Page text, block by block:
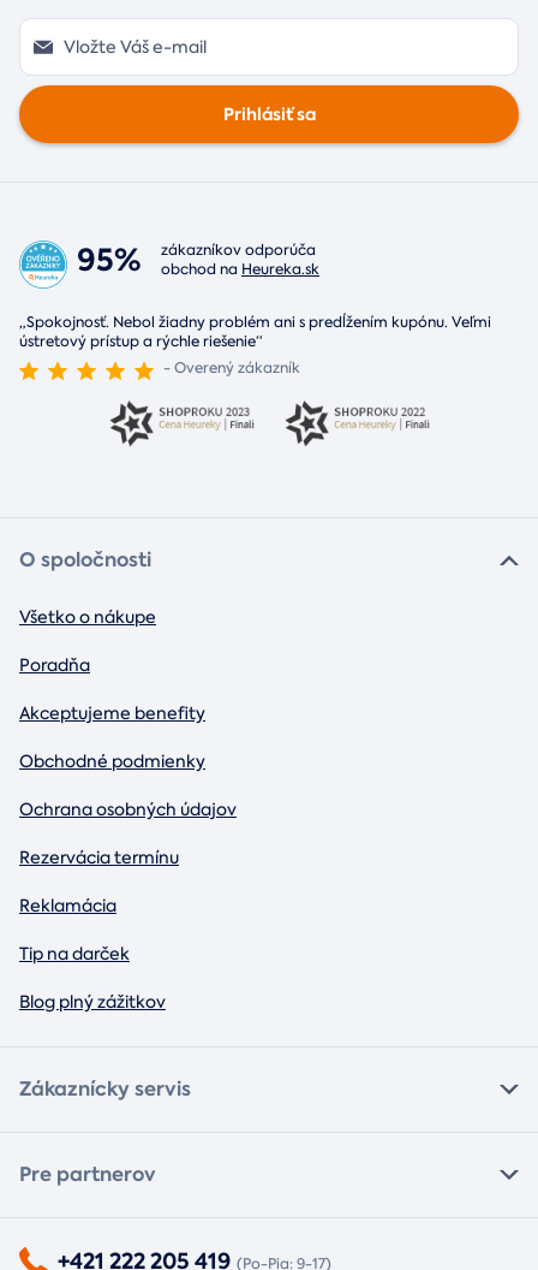
Prihlásiť sa
95%
zákazníkov odporúča
obchod na Heureka.sk
„Spokojnosť. Nebol žiadny problém ani s predĺžením kupónu. Veľmi
ústretový prístup a rýchle riešenie“
- Overený zákazník
O spoločnosti
Všetko o nákupe
Poradňa
Akceptujeme benefity
Obchodné podmienky
Ochrana osobných údajov
Rezervácia termínu
Reklamácia
Tip na darček
Blog plný zážitkov
Zákaznícky servis
Pre partnerov
+421 222 205 419 (Po-Pia: 9-17)